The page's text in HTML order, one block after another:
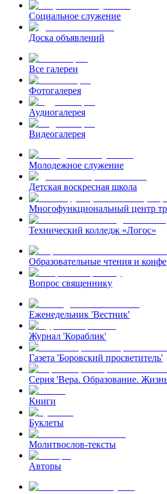
Социальное служение
Доска объявлений
Все галереи
Фотогалерея
Аудиогалерея
Видеогалерея
Молодежное служение
Детская воскресная школа
Многофункциональный центр
Технический колледж «Логос»
Образовательные чтения и
Вопрос священнику
Еженедельник 'Вестник'
Журнал 'Кораблик'
Газета 'Боровский просветитель'
Серия 'Вера. Образование.
Книги
Буклеты
Молитвослов-тексты
Авторы